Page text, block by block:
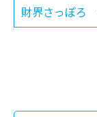
財界さっぽろ